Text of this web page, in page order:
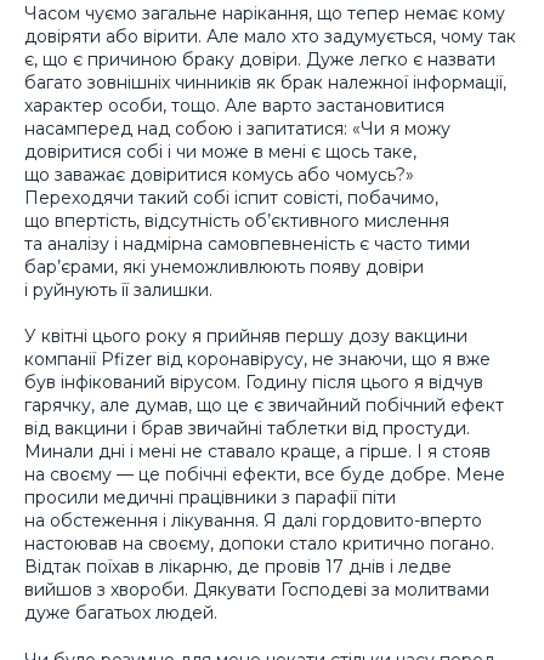
Часом чуємо загальне нарікання, що тепер немає кому
довіряти або вірити. Але мало хто задумується, чому так
є, що є причиною браку довіри. Дуже легко є назвати
багато зовнішніх чинників як брак належної інформації,
характер особи, тощо. Але варто застановитися
насамперед над собою і запитатися: «Чи я можу
довіритися собі і чи може в мені є щось таке,
що заважає довіритися комусь або чомусь?»
Переходячи такий собі іспит совісті, побачимо,
що впертість, відсутність об’єктивного мислення
та аналізу і надмірна самовпевненість є часто тими
бар’єрами, які унеможливлюють появу довіри
і руйнують її залишки.
У квітні цього року я прийняв першу дозу вакцини
компанії Pfizer від коронавірусу, не знаючи, що я вже
був інфікований вірусом. Годину після цього я відчув
гарячку, але думав, що це є звичайний побічний ефект
від вакцини і брав звичайні таблетки від простуди.
Минали дні і мені не ставало краще, а гірше. І я стояв
на своєму — це побічні ефекти, все буде добре. Мене
просили медичні працівники з парафії піти
на обстеження і лікування. Я далі гордовито-вперто
настоював на своєму, допоки стало критично погано.
Відтак поїхав в лікарню, де провів 17 днів і ледве
вийшов з хвороби. Дякувати Господеві за молитвами
дуже багатьох людей.